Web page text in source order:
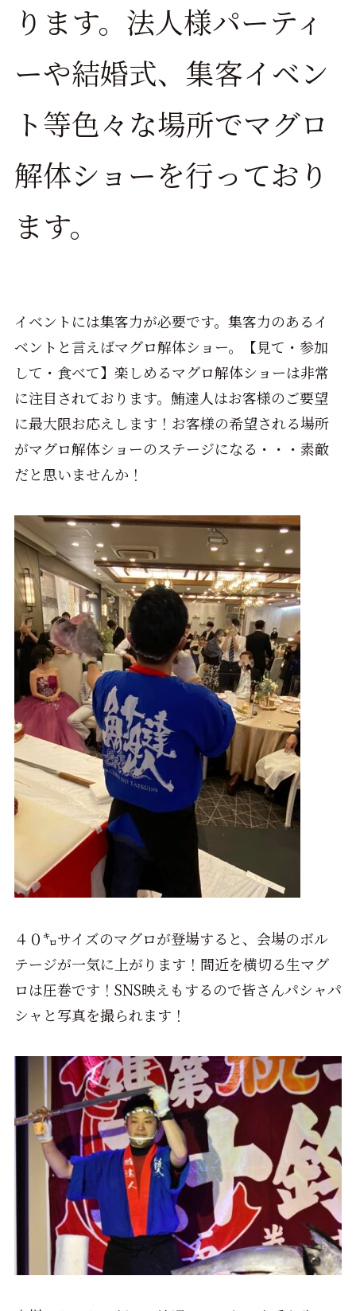
ります。法人様パーティ
ーや結婚式、集客イベン
ト等色々な場所でマグロ
解体ショーを行っており
ます。
イベントには集客力が必要です。集客力のあるイ
ベントと言えばマグロ解体ショー。【見て・参加
して・食べて】楽しめるマグロ解体ショーは非常
に注目されております。鮪達人はお客様のご要望
に最大限お応えします！お客様の希望される場所
がマグロ解体ショーのステージになる・・・素敵
だと思いませんか！
４０㌔サイズのマグロが登場すると、会場のボル
テージが一気に上がります！間近を横切る生マグ
ロは圧巻です！SNS映えもするので皆さんパシャパ
シャと写真を撮られます！